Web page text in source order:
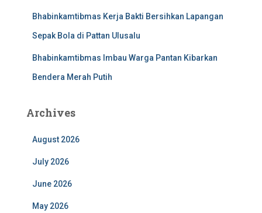
Bhabinkamtibmas Kerja Bakti Bersihkan Lapangan
Sepak Bola di Pattan Ulusalu
Bhabinkamtibmas Imbau Warga Pantan Kibarkan
Bendera Merah Putih
Archives
August 2026
July 2026
June 2026
May 2026